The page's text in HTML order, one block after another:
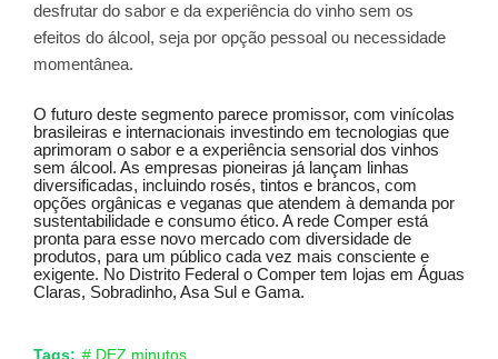
desfrutar do sabor e da experiência do vinho sem os
efeitos do álcool, seja por opção pessoal ou necessidade
momentânea.
O futuro deste segmento parece promissor, com vinícolas
brasileiras e internacionais investindo em tecnologias que
aprimoram o sabor e a experiência sensorial dos vinhos
sem álcool. As empresas pioneiras já lançam linhas
diversificadas, incluindo rosés, tintos e brancos, com
opções orgânicas e veganas que atendem à demanda por
sustentabilidade e consumo ético. A rede Comper está
pronta para esse novo mercado com diversidade de
produtos, para um público cada vez mais consciente e
exigente. No Distrito Federal o Comper tem lojas em Águas
Claras, Sobradinho, Asa Sul e Gama.
Tags: # DEZ minutos